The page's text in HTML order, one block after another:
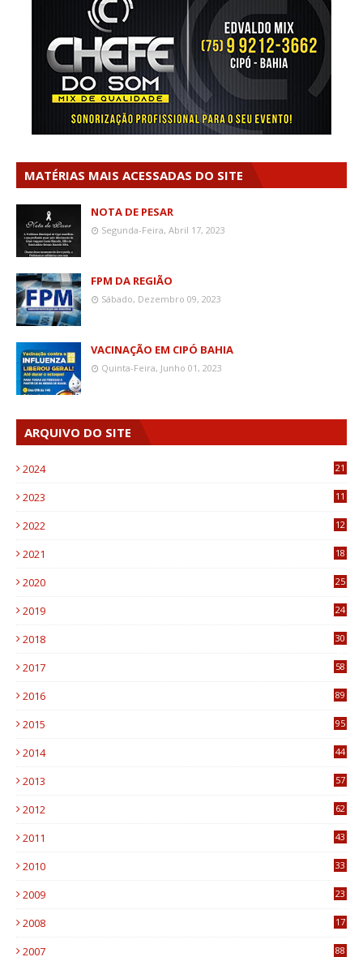
MATÉRIAS MAIS ACESSADAS DO SITE
NOTA DE PESAR
Segunda-Feira, Abril 17, 2023
FPM DA REGIÃO
Sábado, Dezembro 09, 2023
VACINAÇÃO EM CIPÓ BAHIA
Quinta-Feira, Junho 01, 2023
ARQUIVO DO SITE
2024 21
2023
11
2022
12
2021
18
2020
25
2019
24
2018
30
2017
58
2016
89
2015
95
2014
44
2013
57
2012
62
2011
43
2010
33
2009
23
2008
17
2007 88